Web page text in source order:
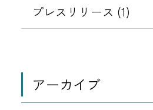
プレスリリース (1)
アーカイブ